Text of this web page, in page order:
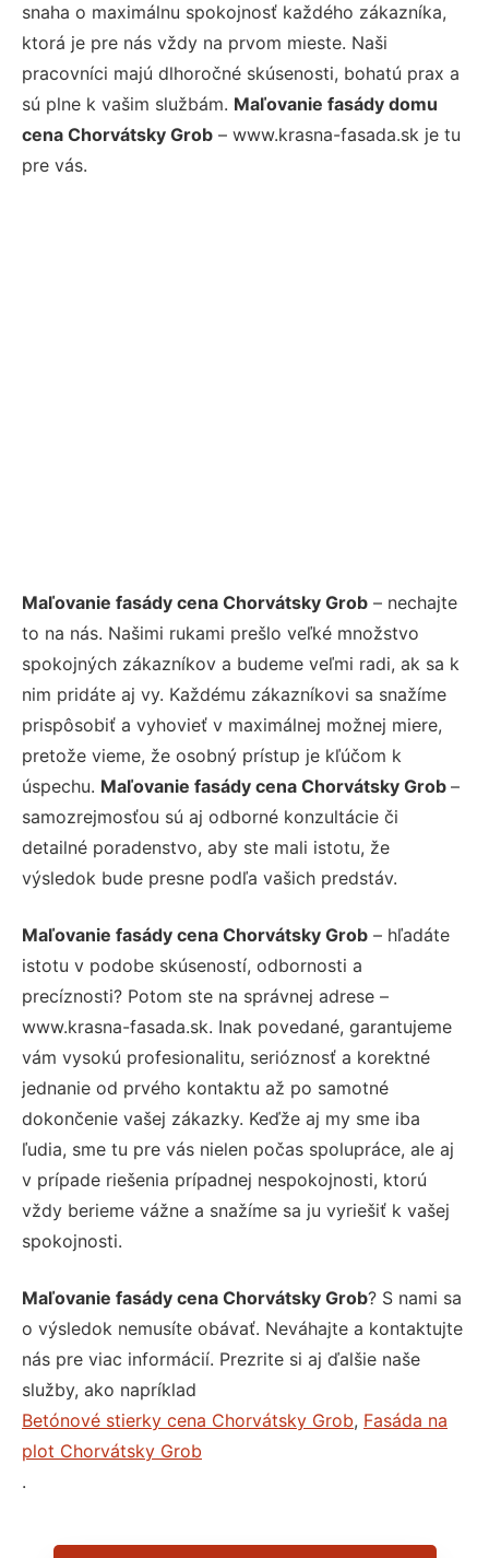
snaha o maximálnu spokojnosť každého zákazníka,
ktorá je pre nás vždy na prvom mieste. Naši
pracovníci majú dlhoročné skúsenosti, bohatú prax a
sú plne k vašim službám. Maľovanie fasády domu
cena Chorvátsky Grob – www.krasna-fasada.sk je tu
pre vás.
Maľovanie fasády cena Chorvátsky Grob – nechajte
to na nás. Našimi rukami prešlo veľké množstvo
spokojných zákazníkov a budeme veľmi radi, ak sa k
nim pridáte aj vy. Každému zákazníkovi sa snažíme
prispôsobiť a vyhovieť v maximálnej možnej miere,
pretože vieme, že osobný prístup je kľúčom k
úspechu. Maľovanie fasády cena Chorvátsky Grob –
samozrejmosťou sú aj odborné konzultácie či
detailné poradenstvo, aby ste mali istotu, že
výsledok bude presne podľa vašich predstáv.
Maľovanie fasády cena Chorvátsky Grob – hľadáte
istotu v podobe skúseností, odbornosti a
precíznosti? Potom ste na správnej adrese –
www.krasna-fasada.sk. Inak povedané, garantujeme
vám vysokú profesionalitu, serióznosť a korektné
jednanie od prvého kontaktu až po samotné
dokončenie vašej zákazky. Keďže aj my sme iba
ľudia, sme tu pre vás nielen počas spolupráce, ale aj
v prípade riešenia prípadnej nespokojnosti, ktorú
vždy berieme vážne a snažíme sa ju vyriešiť k vašej
spokojnosti.
Maľovanie fasády cena Chorvátsky Grob? S nami sa
o výsledok nemusíte obávať. Neváhajte a kontaktujte
nás pre viac informácií. Prezrite si aj ďalšie naše
služby, ako napríklad
Betónové stierky cena Chorvátsky Grob, Fasáda na
plot Chorvátsky Grob
.